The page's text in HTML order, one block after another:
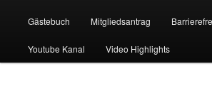
Gästebuch Mitgliedsantrag
Youtube Kanal Video Highlights